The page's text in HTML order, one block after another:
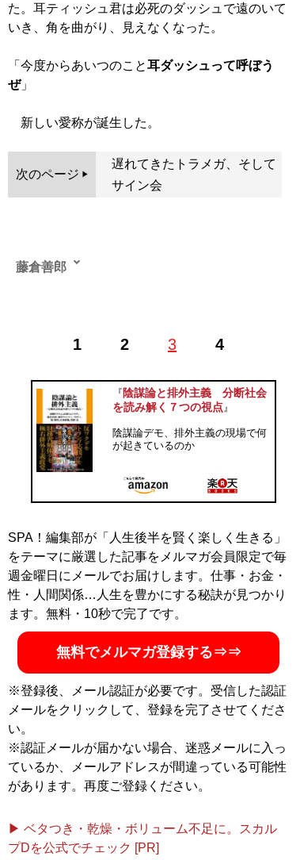
た。耳ティッシュ君は必死のダッシュで遠のいて
いき、角を曲がり、見えなくなった。
「今度からあいつのこと耳ダッシュって呼ぼう
ぜ」
新しい愛称が誕生した。
次のページ
遅れてきたトラメガ、そして
サイン会
1 2 3 4
藤倉善郎
人 Twitter ID：
@daily_cult4
。1974年、東京生まれ。北
で自己啓発セミナーを取材し、中退後、東京でフリーラ
イターとしてカルト問題のほか、チベット問題やチェル
ノブイリ・福島第一両原発事故の現場を取材。ライター
活動と並行して2009年からニュースサイト「やや日刊カ
ルト新聞」(記者9名)を開設し、主筆として活動。著書に
「カルト宗教」取材したらこうだった
』（宝島社新
『 陰謀論と排外主義 分断社会
を読み解く７つの視点』
陰謀論デモ、排外主義の現場で何
が起きているのか
SPA！編集部が「人生後半を賢く楽しく生きる」
をテーマに厳選した記事をメルマガ会員限定で毎
週金曜日にメールでお届けします。仕事・お金・
性・人間関係…人生を豊かにする秘訣が見つかり
ます。無料・10秒で完了です。
無料でメルマガ登録する⇒⇒
※登録後、メール認証が必要です。受信した認証
メールをクリックして、登録を完了させてくださ
い。
※認証メールが届かない場合、迷惑メールに入っ
ているか、メールアドレスが間違っている可能性
があります。再度ご登録ください。
▶ ベタつき・乾燥・ボリューム不足に。スカル
プDを公式でチェック [PR]